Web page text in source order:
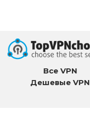
Все VPN
Дешевые VPN